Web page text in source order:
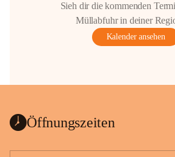
Sieh dir die kommenden
Müllabfuhr in deiner
Kalender ansehen
Öffnungszeiten